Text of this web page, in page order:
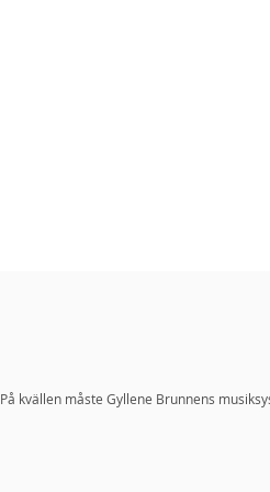
På kvällen måste Gyllene Brunnens